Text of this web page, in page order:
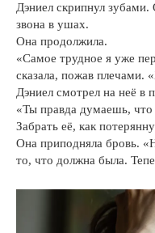
Дэниел скрипнул
звона в ушах.
Она продолжила.
«Самое трудное я уже
сказала, пожав
Дэниел смотрел на неё в
«Ты правда думаешь,
Забрать её, как
Она приподняла бровь.
то, что должна была.